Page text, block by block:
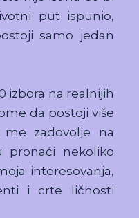
put ispunio,
samo jedan
izbora na realnijih
da postoji više
zadovolje na
pronaći nekoliko
interesovanja,
i crte ličnosti